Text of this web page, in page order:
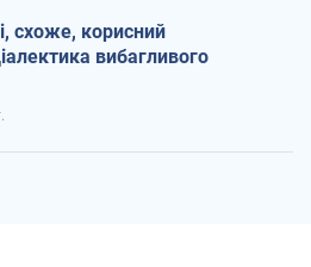
схоже, корисний
вибагливого